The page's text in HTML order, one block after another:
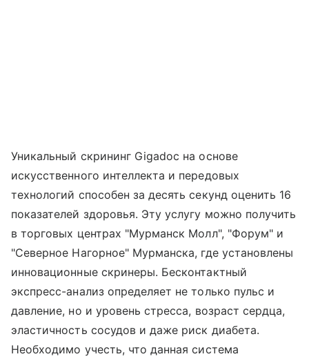
Уникальный скрининг Gigadoc на основе
искусственного интеллекта и передовых
технологий способен за десять секунд оценить 16
показателей здоровья. Эту услугу можно получить
в торговых центрах "Мурманск Молл", "Форум" и
"Северное Нагорное" Мурманска, где установлены
инновационные скринеры. Бесконтактный
экспресс-анализ определяет не только пульс и
давление, но и уровень стресса, возраст сердца,
эластичность сосудов и даже риск диабета.
Необходимо учесть, что данная система